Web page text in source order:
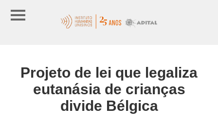
Projeto de lei que legaliza
eutanásia de crianças
divide Bélgica